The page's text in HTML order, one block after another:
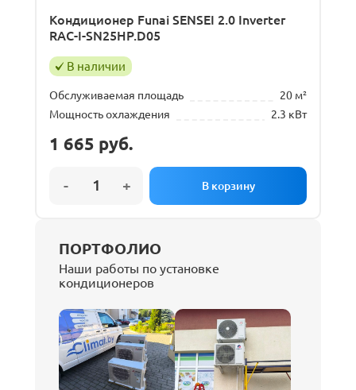
Кондиционер Funai SENSEI 2.0 Inverter
RAC-I-SN25HP.D05
В наличии
Обслуживаемая площадь
20 м²
Мощность охлаждения
2.3 кВт
1 665 руб.
ПОРТФОЛИО
Наши работы по установке
кондиционеров